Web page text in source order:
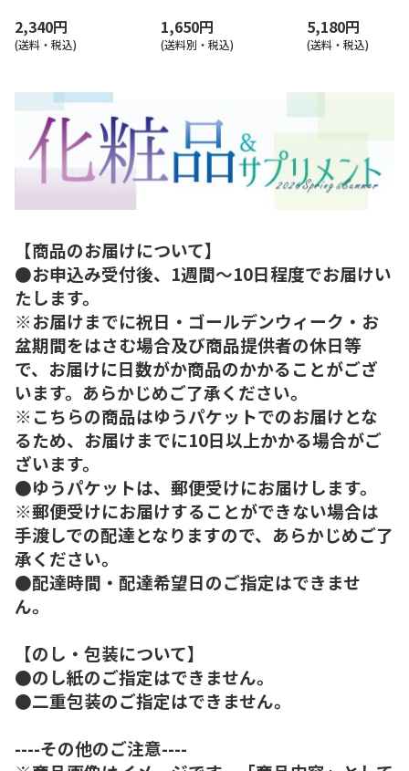
2,340円
(送料・税込)
1,650円
(送料別・税込)
5,180円
(送料・税込)
【商品のお届けについて】
●お申込み受付後、1週間～10日程度でお届けい
たします。
※お届けまでに祝日・ゴールデンウィーク・お
盆期間をはさむ場合及び商品提供者の休日等
で、お届けに日数がか商品のかかることがござ
います。あらかじめご了承ください。
※こちらの商品はゆうパケットでのお届けとな
るため、お届けまでに10日以上かかる場合がご
ざいます。
●ゆうパケットは、郵便受けにお届けします。
※郵便受けにお届けすることができない場合は
手渡しでの配達となりますので、あらかじめご了
承ください。
●配達時間・配達希望日のご指定はできませ
ん。
【のし・包装について】
●のし紙のご指定はできません。
●二重包装のご指定はできません。
----その他のご注意----